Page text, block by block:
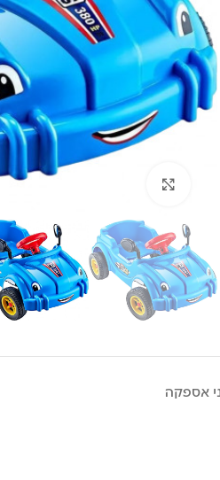
אספקה